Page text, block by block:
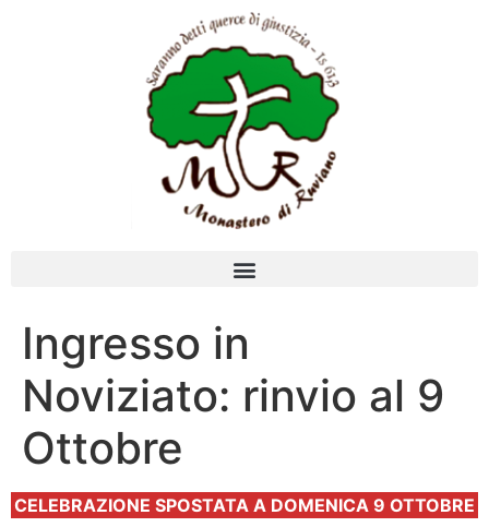
Ingresso in
Noviziato: rinvio al 9
Ottobre
CELEBRAZIONE SPOSTATA A DOMENICA 9 OTTOBRE